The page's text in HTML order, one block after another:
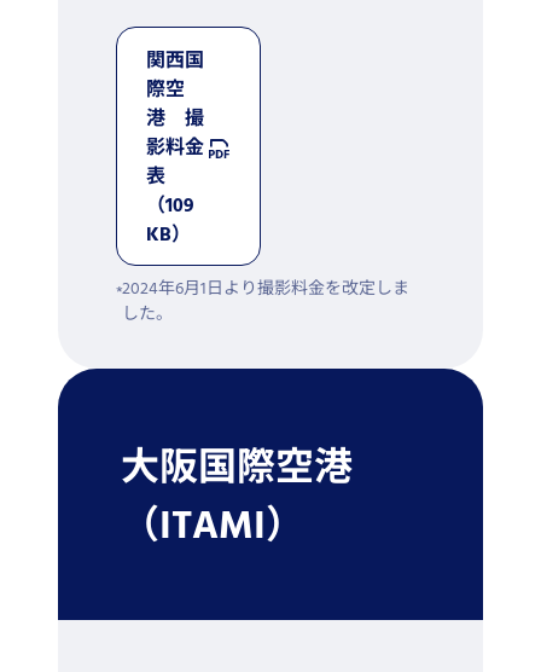
関西国
際空
港 撮
影料金
表
（109
KB）
2024年6月1日より撮影料金を改定しま
した。
大阪国際空港
（ITAMI）